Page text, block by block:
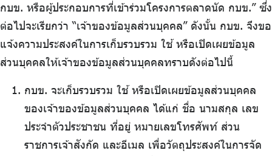
กบข. หรือผู้ประกอบการที่เข้าร่วมโครงการตลาดนัด กบข.” ซึ่ง
ต่อไปจะเรียกว่า “เจ้าของข้อมูลส่วนบุคคล” ดังนั้น กบข. จึงขอ
แจ้งความประสงค์ในการเก็บรวบรวม ใช้ หรือเปิดเผยข้อมูล
ส่วนบุคคลให้เจ้าของข้อมูลส่วนบุคคลทราบดังต่อไปนี้
กบข. จะเก็บรวบรวม ใช้ หรือเปิดเผยข้อมูลส่วนบุคคล
ของเจ้าของข้อมูลส่วนบุคคล ได้แก่ ชื่อ นามสกุล เลข
ประจำตัวประชาชน ที่อยู่ หมายเลขโทรศัพท์ ส่วน
ราชการเจ้าสังกัด และอีเมล เพื่อวัตถุประสงค์ในการจัด